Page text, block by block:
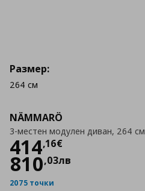
NÄMMARÖ
3-местен модулен диван, 264 см
414,16€
Цена
810,03лв
2075 точки
Размер:
264 см